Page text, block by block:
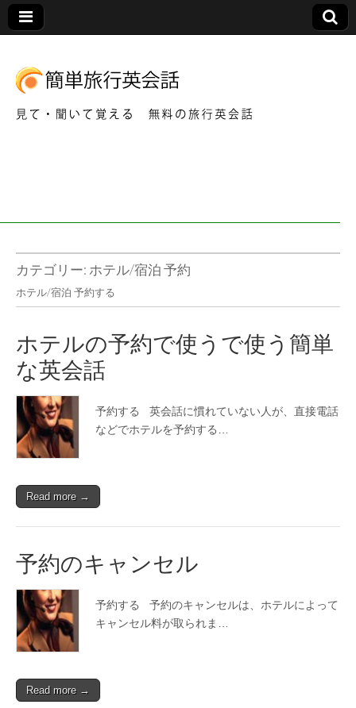
旅
行
英
会
話
カテゴリー: ホテル/宿泊 予約
ホテル/宿泊 予約する
ホテルの予約で使うで使う簡単
な英会話
予約する 英会話に慣れていない人が、直接電話
などでホテルを予約する…
Read more →
予約のキャンセル
予約する 予約のキャンセルは、ホテルによって
キャンセル料が取られま…
Read more →